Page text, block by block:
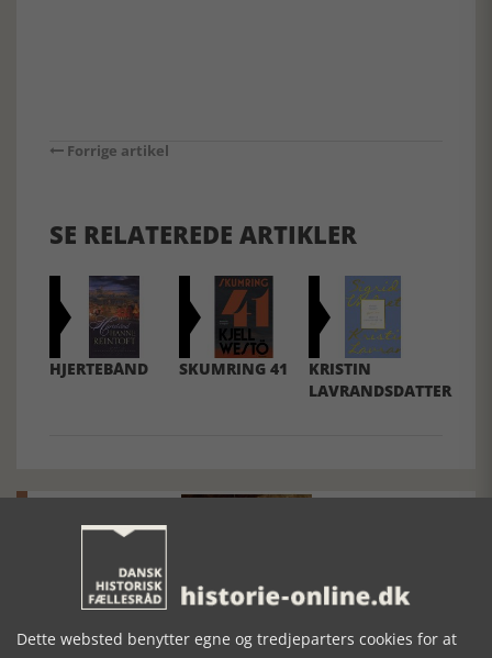
Forrige artikel
SE RELATEREDE ARTIKLER
HJERTEBÅND SKUMRING 41
KRISTIN
LAVRANDSDATTER
Den største samling af moselig i verden på Museum
Dette websted benytter egne og tredjeparters cookies for at